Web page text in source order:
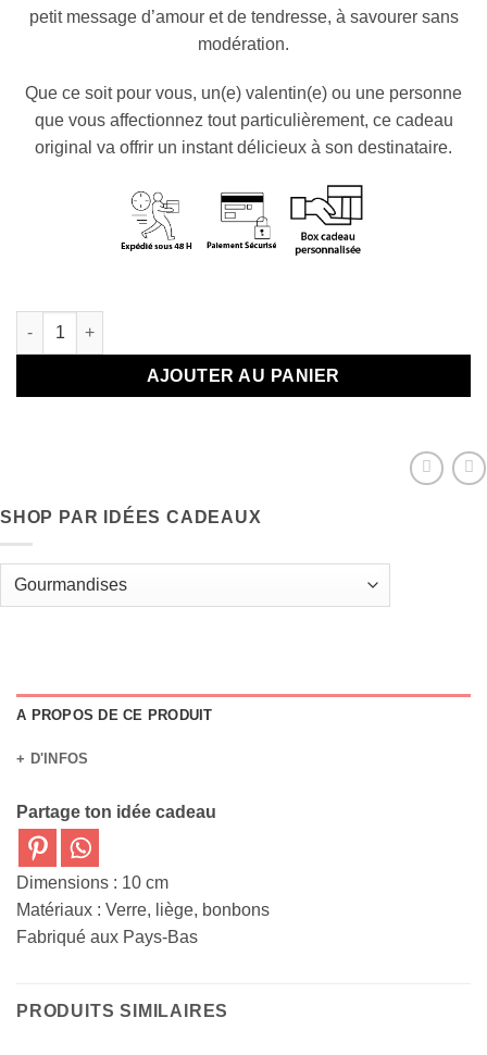
petit message d’amour et de tendresse, à savourer sans
modération.
Que ce soit pour vous, un(e) valentin(e) ou une personne
que vous affectionnez tout particulièrement, ce cadeau
original va offrir un instant délicieux à son destinataire.
quantité de Bonbons d'amour en tube
AJOUTER AU PANIER
SHOP PAR IDÉES CADEAUX
A PROPOS DE CE PRODUIT
+ D'INFOS
Partage ton idée cadeau
Dimensions : 10 cm
Matériaux : Verre, liège, bonbons
Fabriqué aux Pays-Bas
PRODUITS SIMILAIRES